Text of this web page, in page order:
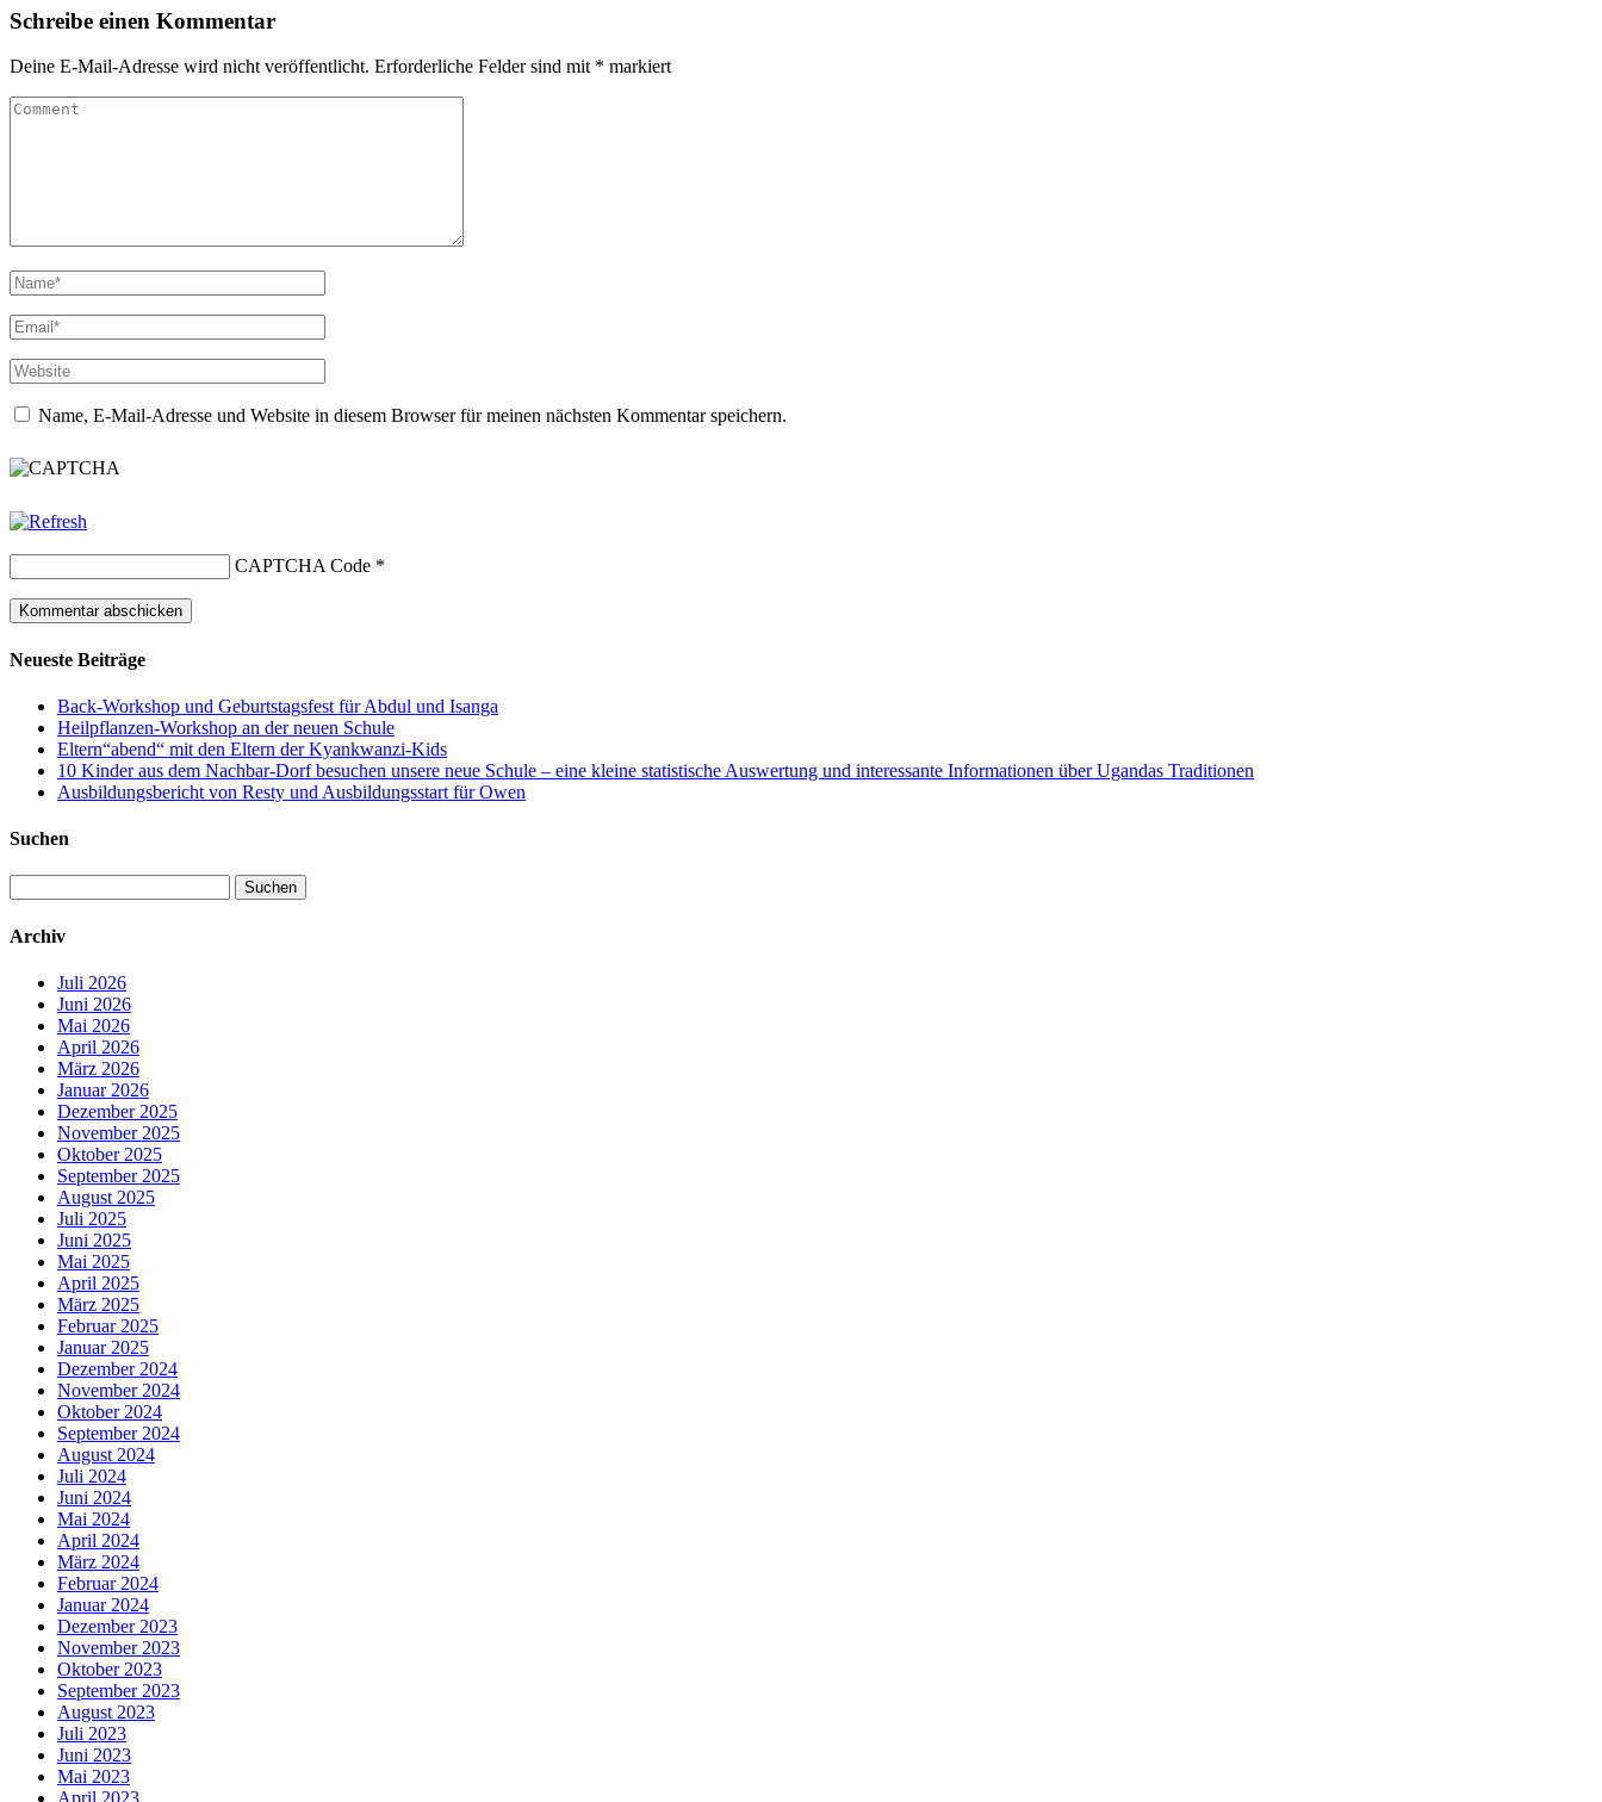
Schreibe einen Kommentar
Deine E-Mail-Adresse wird nicht veröffentlicht. Erforderliche Felder sind mit * markiert
Name, E-Mail-Adresse und Website in diesem Browser für meinen nächsten Kommentar speichern.
CAPTCHA Code *
Neueste Beiträge
Back-Workshop und Geburtstagsfest für Abdul und Isanga
Heilpflanzen-Workshop an der neuen Schule
Eltern“abend“ mit den Eltern der Kyankwanzi-Kids
10 Kinder aus dem Nachbar-Dorf besuchen unsere neue Schule – eine kleine statistische Auswertung und interessante Informationen über Ugandas Traditionen
Ausbildungsbericht von Resty und Ausbildungsstart für Owen
Suchen
nach:
Archiv
Juli 2026
Juni 2026
Mai 2026
April 2026
März 2026
Januar 2026
Dezember 2025
November 2025
Oktober 2025
September 2025
August 2025
Juli 2025
Juni 2025
Mai 2025
April 2025
März 2025
Februar 2025
Januar 2025
Dezember 2024
November 2024
Oktober 2024
September 2024
August 2024
Juli 2024
Juni 2024
Mai 2024
April 2024
März 2024
Februar 2024
Januar 2024
Dezember 2023
November 2023
Oktober 2023
September 2023
August 2023
Juli 2023
Juni 2023
Mai 2023
April 2023